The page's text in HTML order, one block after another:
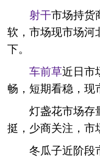
射干市场持货
软，市场现市场河
下。
车前草近日市
畅，短期看稳，现
灯盏花市场存
挺，少商关注，市
冬瓜子近阶段